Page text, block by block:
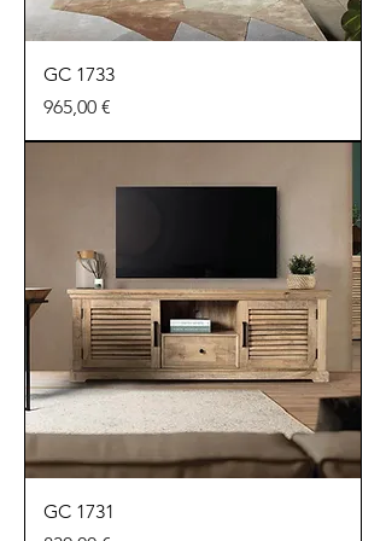
GC 1733
Preu
965,00 €
GC 1731